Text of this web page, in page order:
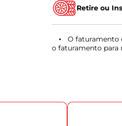
Retire ou
O faturamento
o faturamento para